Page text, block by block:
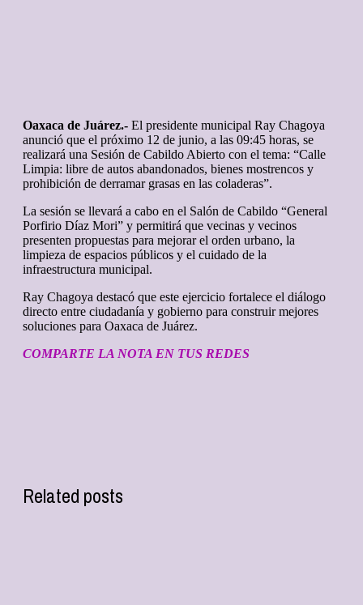
Oaxaca de Juárez.- El presidente municipal Ray Chagoya
anunció que el próximo 12 de junio, a las 09:45 horas, se
realizará una Sesión de Cabildo Abierto con el tema: “Calle
Limpia: libre de autos abandonados, bienes mostrencos y
prohibición de derramar grasas en las coladeras”.
La sesión se llevará a cabo en el Salón de Cabildo “General
Porfirio Díaz Mori” y permitirá que vecinas y vecinos
presenten propuestas para mejorar el orden urbano, la
limpieza de espacios públicos y el cuidado de la
infraestructura municipal.
Ray Chagoya destacó que este ejercicio fortalece el diálogo
directo entre ciudadanía y gobierno para construir mejores
soluciones para Oaxaca de Juárez.
COMPARTE LA NOTA EN TUS REDES
Related posts